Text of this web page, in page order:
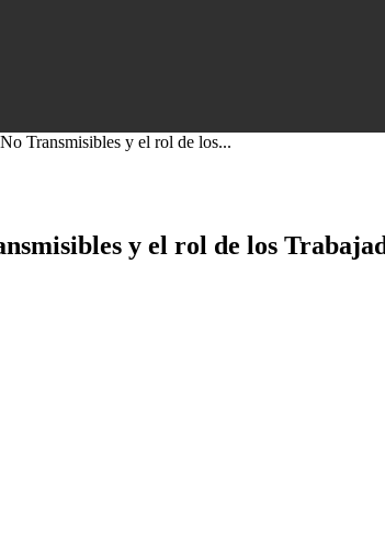
Transmisibles y el rol de los...
y el rol de los